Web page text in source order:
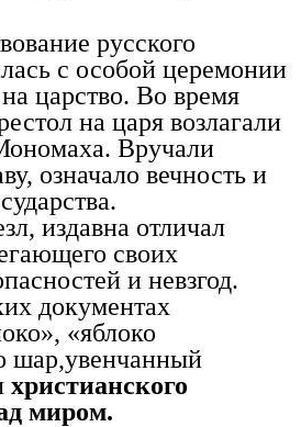
русского
с особой церемонии
царство. Во время
на царя возлагали
Вручали
означало вечность и
издавна отличал
своих
и невзгод.
документах
«яблоко
шар,увенчанный
христианского
миром.